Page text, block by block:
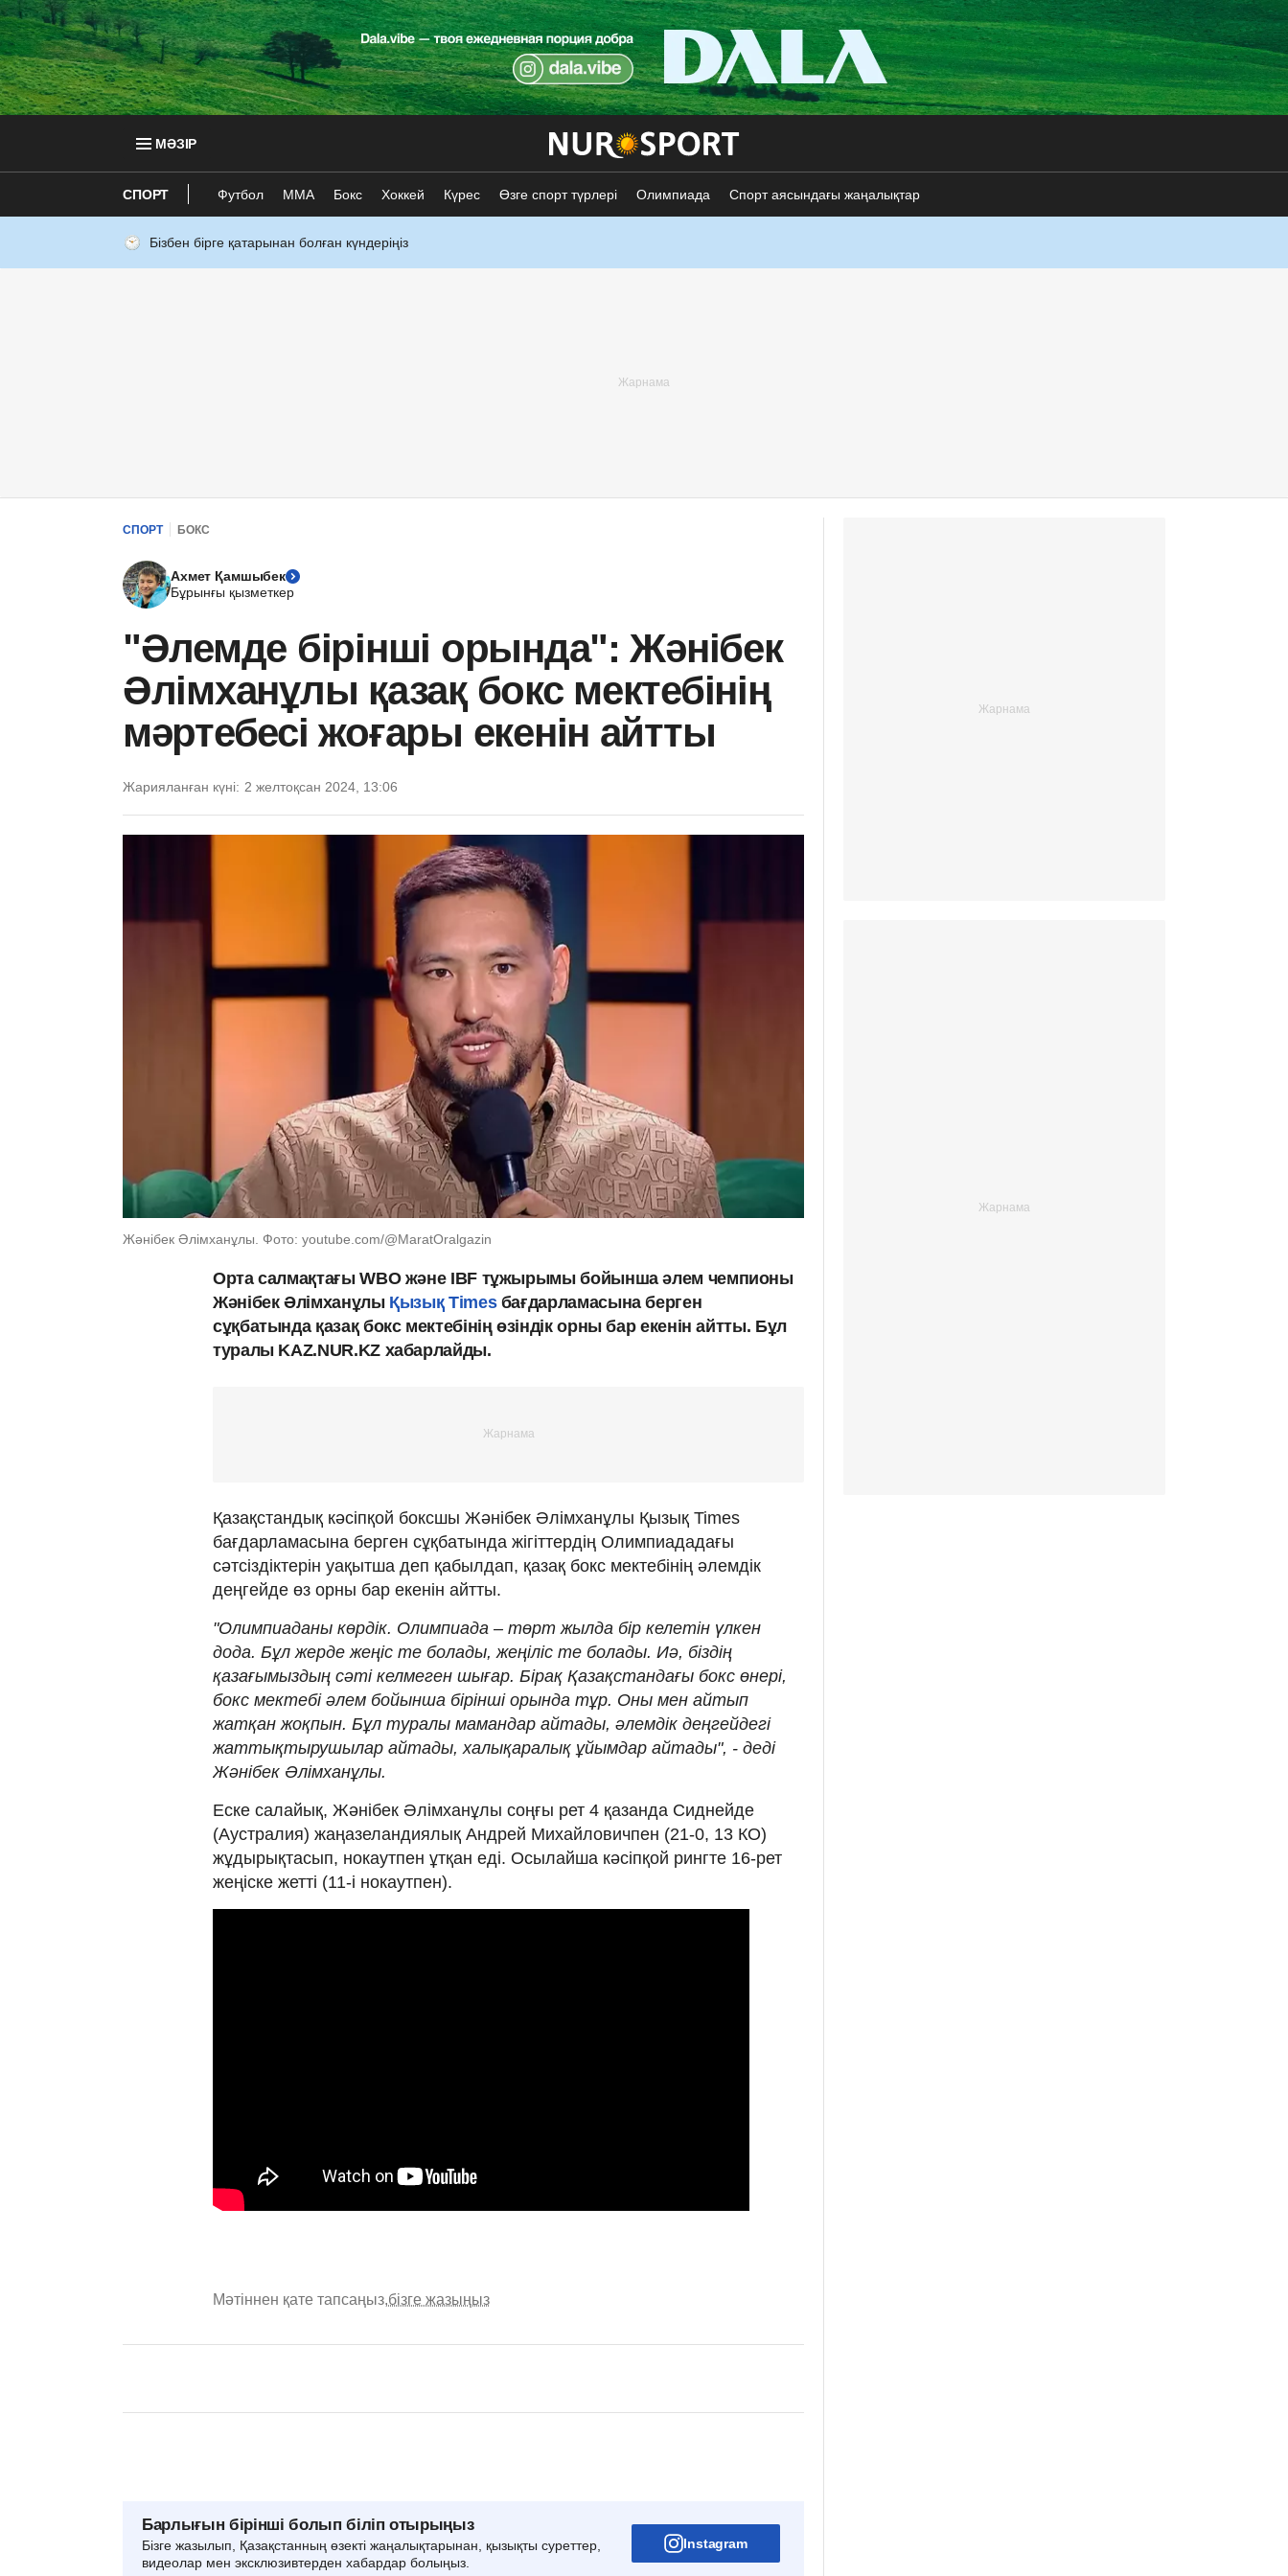
МӘЗІР
СПОРТ Футбол ММА Бокс Хоккей Күрес Өзге спорт түрлері Олимпиада Спорт аясындағы жаңалықтар
Бізбен бірге қатарынан болған күндеріңіз
СПОРТ БОКС
Ахмет Қамшыбек
Бұрынғы қызметкер
"Әлемде бірінші орында": Жәнібек
Әлімханұлы қазақ бокс мектебінің
мәртебесі жоғары екенін айтты
Жарияланған күні: 2 желтоқсан 2024, 13:06
Жәнібек Әлімханұлы. Фото: youtube.com/@MaratOralgazin
Орта салмақтағы WBO және IBF тұжырымы бойынша әлем чемпионы
Жәнібек Әлімханұлы Қызық Timesбағдарламасына берген
сұқбатында қазақ бокс мектебінің өзіндік орны бар екенін айтты. Бұл
туралы KAZ.NUR.KZ хабарлайды.
Қазақстандық кәсіпқой боксшы Жәнібек Әлімханұлы Қызық Times
бағдарламасына берген сұқбатында жігіттердің Олимпиададағы
сәтсіздіктерін уақытша деп қабылдап, қазақ бокс мектебінің әлемдік
деңгейде өз орны бар екенін айтты.
"Олимпиаданы көрдік. Олимпиада – төрт жылда бір келетін үлкен
дода. Бұл жерде жеңіс те болады, жеңіліс те болады. Иә, біздің
қазағымыздың сәті келмеген шығар. Бірақ Қазақстандағы бокс өнері,
бокс мектебі әлем бойынша бірінші орында тұр. Оны мен айтып
жатқан жоқпын. Бұл туралы мамандар айтады, әлемдік деңгейдегі
жаттықтырушылар айтады, халықаралық ұйымдар айтады", - деді
Жәнібек Әлімханұлы.
Еске салайық, Жәнібек Әлімханұлы соңғы рет 4 қазанда Сиднейде
(Аустралия) жаңазеландиялық Андрей Михайловичпен (21-0, 13 КО)
жұдырықтасып, нокаутпен ұтқан еді. Осылайша кәсіпқой рингте 16-рет
жеңіске жетті (11-і нокаутпен).
Мәтіннен қате тапсаңыз,бізге жазыңыз
Барлығын бірінші болып біліп отырыңыз
Бізге жазылып, Қазақстанның өзекті жаңалықтарынан, қызықты суреттер,
видеолар мен эксклюзивтерден хабардар болыңыз.
Instagram